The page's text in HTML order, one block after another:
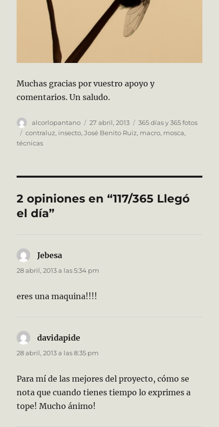
Muchas gracias por vuestro apoyo y
comentarios. Un saludo.
Autor
alcorlopantano
Publicado
el
27 abril, 2013 Categorías
365 días y 365 fotos
Etiquetas
contraluz, insecto,José Benito Ruiz, macro, mosca,
técnicas
2 opiniones en “117/365 Llegó
el día”
Jebesa
28 abril, 2013 a las 5:34 pm
eres una maquina!!!!
davidapide
28 abril, 2013 a las 8:35 pm
Para mí de las mejores del proyecto, cómo se
nota que cuando tienes tiempo lo exprimes a
tope! Mucho ánimo!